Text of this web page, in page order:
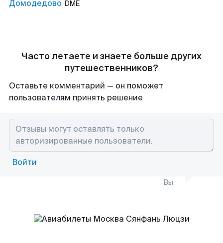
Домодедово DME
Часто летаете и знаете больше других
путешественников?
Оставьте комментарий — он поможет
пользователям принять решение
Войти
Вы